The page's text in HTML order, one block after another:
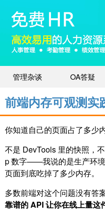
管理杂谈 OA答疑
前端内存可观测实
你知道自己的页面占了多少
不是 DevTools 里的快照，
p 数字——我说的是生产环
页面到底吃掉了多少内存。
多数前端对这个问题没有答
靠谱的 API 让你在线上量这